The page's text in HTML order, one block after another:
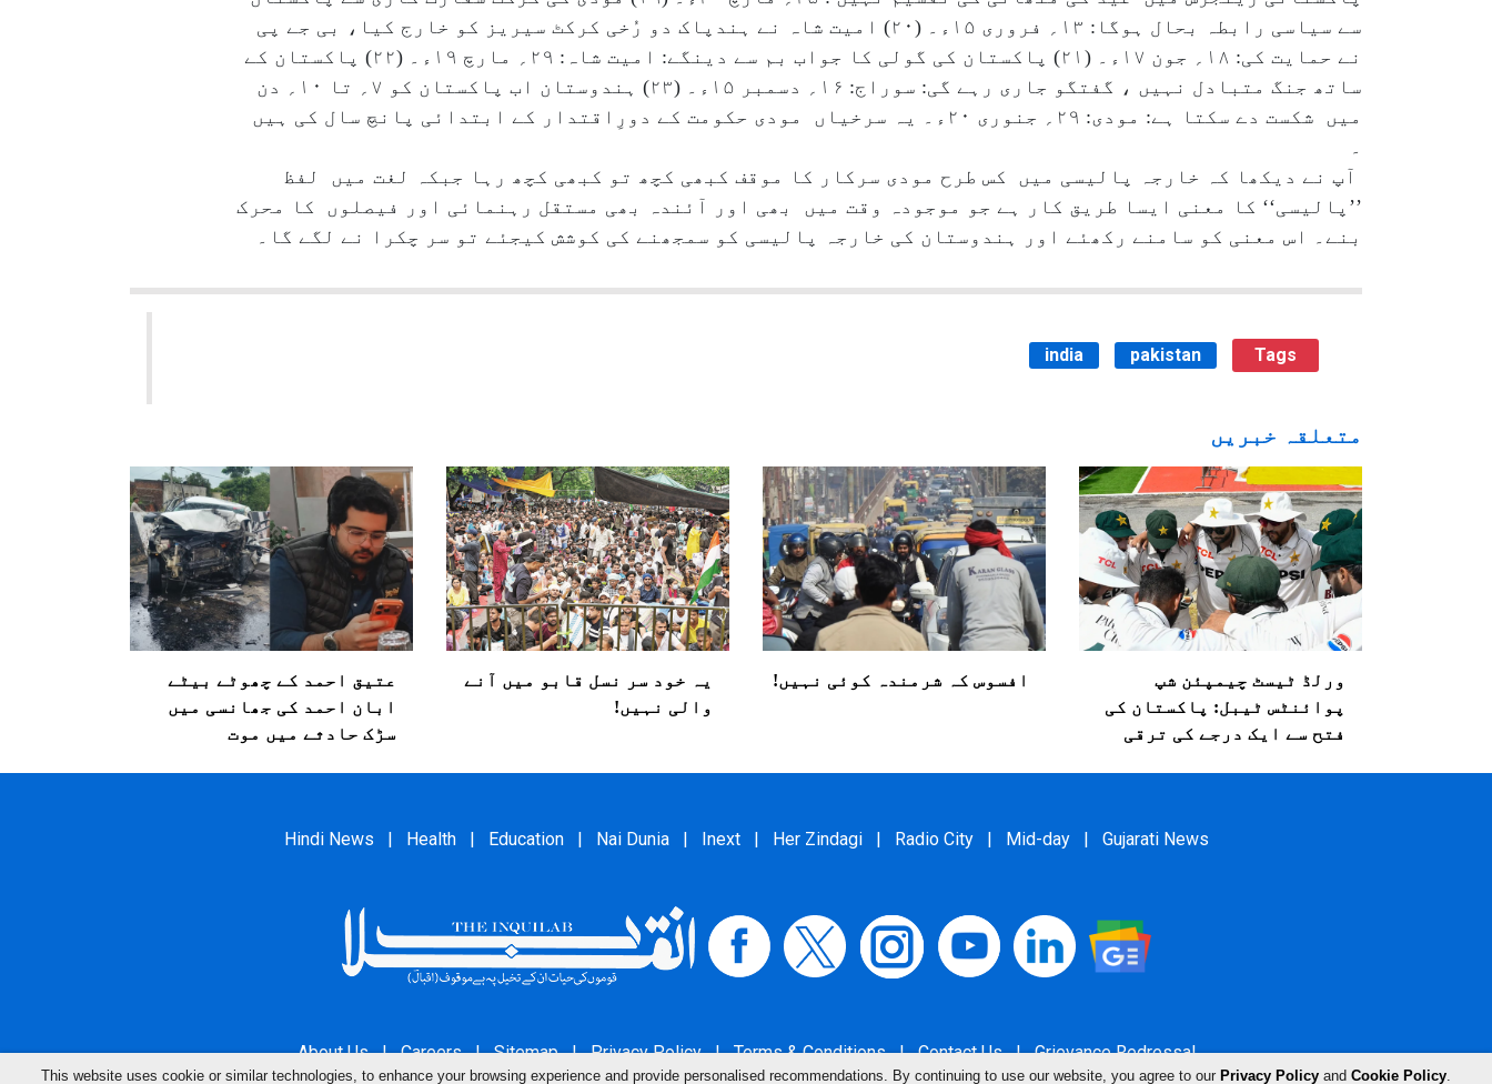
سے سیاسی رابطہ بحال ہوگا: ۱۳؍ فروری ۱۵ء۔ (۲۰) امیت شاہ نے ہندپاک دو رُخی کرکٹ سیریز کو خارج کیا، بی جے پی
نے حمایت کی: ۱۸؍ جون ۱۷ء۔ (۲۱) پاکستان کی گولی کا جواب بم سے دینگے: امیت شاہ: ۲۹؍ مارچ ۱۹ء۔ (۲۲) پاکستان کے
ساتھ جنگ متبادل نہیں ، گفتگو جاری رہے گی: سوراج: ۱۶؍ دسمبر ۱۵ء۔ (۲۳) ہندوستان اب پاکستان کو ۷؍ تا ۱۰؍ دن
میں شکست دے سکتا ہے: مودی: ۲۹؍ جنوری ۲۰ء۔ یہ سرخیاں مودی حکومت کے دورِاقتدار کے ابتدائی پانچ سال کی ہیں
۔
آپ نے دیکھا کہ خارجہ پالیسی میں کس طرح مودی سرکار کا موقف کبھی کچھ تو کبھی کچھ رہا جبکہ لغت میں لفظ
’’پالیسی‘‘ کا معنی ایسا طریق کار ہے جو موجودہ وقت میں بھی اور آئندہ بھی مستقل رہنمائی اور فیصلوں کا محرک
بنے۔ اس معنی کو سامنے رکھئے اور ہندوستان کی خارجہ پالیسی کو سمجھنے کی کوشش کیجئے تو سر چکرا نے لگے گا۔
india pakistan Tags
متعلقہ خبریں
ورلڈ ٹیسٹ چیمپئن شپ
پوائنٹس ٹیبل: پاکستان کی
فتح سے ایک درجے کی ترقی
افسوس کہ شرمندہ کوئی نہیں!
یہ خود سر نسل قابو میں آنے
والی نہیں!
عتیق احمد کے چھوٹے بیٹے
ابان احمد کی جھانسی میں
سڑک حادثے میں موت
Hindi News Health Education Nai Dunia Inext Her Zindagi Radio City Mid-day Gujarati News
About Us | Careers | Sitemap | Privacy Policy | Terms & Conditions | Contact Us | Grievance Redressal
This website uses cookie or similar technologies, to enhance your browsing experience and provide personalised recommendations. By continuing to use our website, you agree to our Privacy Policy and Cookie Policy.